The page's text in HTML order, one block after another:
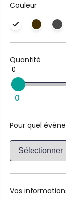
Couleur
Quantité
0
0
Pour quel
Vos